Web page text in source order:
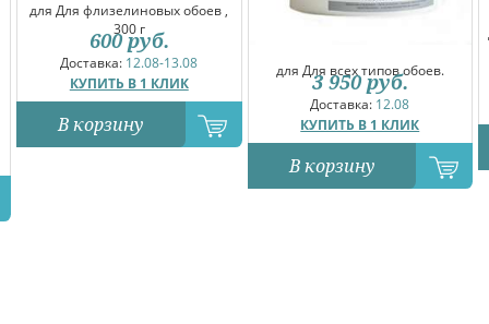
для Для флизелиновых обоев ,
300 г
Доставка: 12.08-13.08
КУПИТЬ В 1 КЛИК
600 руб.
В корзину
для Для всех типов обоев.
Доставка: 12.08
КУПИТЬ В 1 КЛИК
3 950 руб.
В корзину